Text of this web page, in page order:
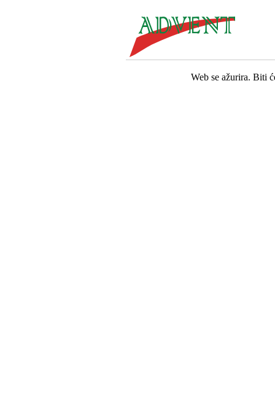
Web se ažurira. Biti